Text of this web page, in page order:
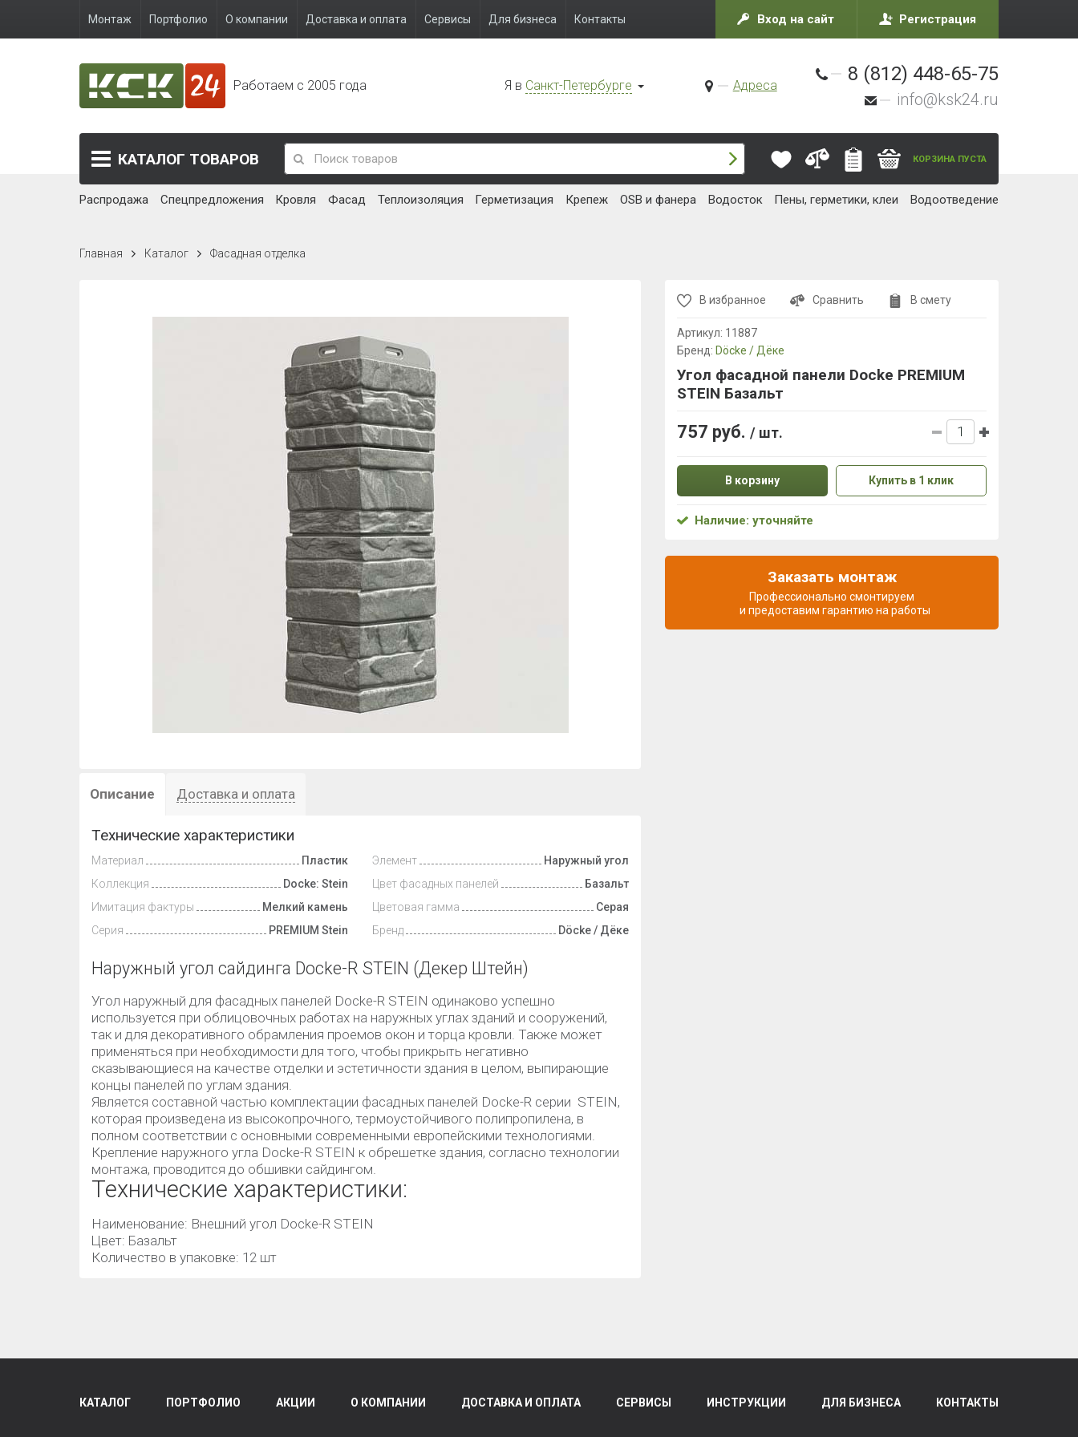
Монтаж Портфолио О компании Доставка и оплата Сервисы Для бизнеса Контакты Вход на сайт Регистрация
Работаем с 2005 года Я в Санкт-Петербурге Адреса
8 (812) 448-65-75
info@ksk24.ru
КАТАЛОГ ТОВАРОВ КОРЗИНА ПУСТА
Распродажа Спецпредложения Кровля Фасад Теплоизоляция Герметизация Крепеж OSB и фанера Водосток Пены, герметики, клеи Водоотведение
Главная Каталог Фасадная отделка
Описание Доставка и оплата
Технические характеристики
Материал
Пластик
Коллекция
Docke: Stein
Имитация фактуры
Мелкий камень
Серия
PREMIUM Stein
Элемент
Наружный угол
Цвет фасадных панелей
Базальт
Цветовая гамма
Серая
Бренд
Döcke / Дёке
Наружный угол сайдинга Docke-R STEIN (Декер Штейн)
Угол наружный для фасадных панелей Docke-R STEIN одинаково успешно
используется при облицовочных работах на наружных углах зданий и сооружений,
так и для декоративного обрамления проемов окон и торца кровли. Также может
применяться при необходимости для того, чтобы прикрыть негативно
сказывающиеся на качестве отделки и эстетичности здания в целом, выпирающие
концы панелей по углам здания.
Является составной частью комплектации фасадных панелей Docke-R серии STEIN,
которая произведена из высокопрочного, термоустойчивого полипропилена, в
полном соответствии с основными современными европейскими технологиями.
Крепление наружного угла Docke-R STEIN к обрешетке здания, согласно технологии
монтажа, проводится до обшивки сайдингом.
Технические характеристики:
Наименование: Внешний угол Docke-R STEIN
Цвет: Базальт
Количество в упаковке: 12 шт
В избранное Сравнить В смету
Артикул: 11887
Бренд: Döcke / Дёке
Угол фасадной панели Docke PREMIUM
STEIN Базальт
757 руб. / шт.
В корзину Купить в 1 клик
Наличие: уточняйте
Заказать монтаж
Профессионально смонтируем
и предоставим гарантию на работы
КАТАЛОГ ПОРТФОЛИО АКЦИИ О КОМПАНИИ ДОСТАВКА И ОПЛАТА СЕРВИСЫ ИНСТРУКЦИИ ДЛЯ БИЗНЕСА КОНТАКТЫ